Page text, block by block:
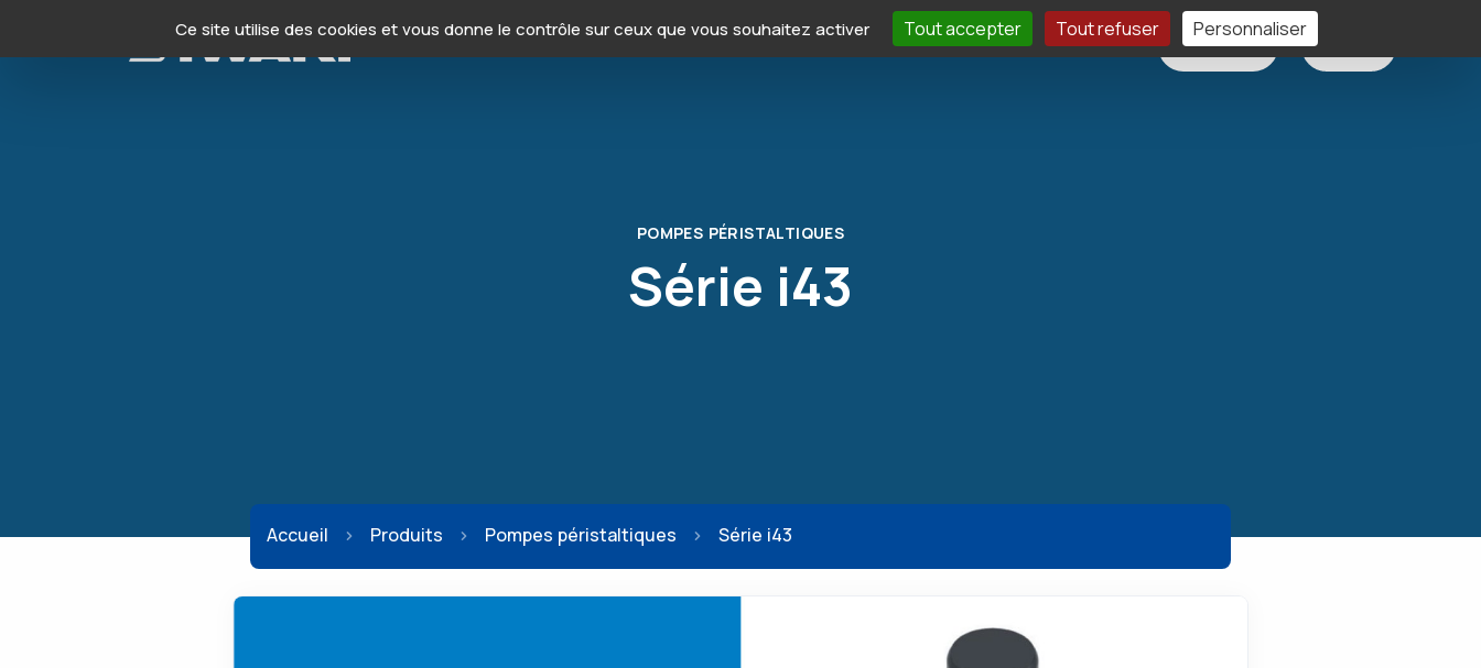
Ce site utilise des cookies et vous donne le contrôle sur ceux que vous souhaitez activer Tout accepter Tout refuser Personnaliser
Expertise Télécharger Contact
POMPES PÉRISTALTIQUES
Série i43
Accueil Produits Pompes péristaltiques Série i43